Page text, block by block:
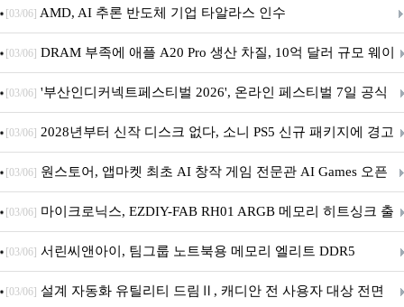
[03/06] AMD, AI 추론 반도체 기업 타알라스 인수
[03/06] DRAM 부족에 애플 A20 Pro 생산 차질, 10억 달러 규모 웨이
퍼 대기
[03/06] '부산인디커넥트페스티벌 2026', 온라인 페스티벌 7일 공식
개막... 22일간 진행
[03/06] 2028년부터 신작 디스크 없다, 소니 PS5 신규 패키지에 경고
문 추가
[03/06] 원스토어, 앱마켓 최초 AI 창작 게임 전문관 AI Games 오픈
[03/06] 마이크로닉스, EZDIY-FAB RH01 ARGB 메모리 히트싱크 출
시
[03/06] 서린씨앤아이, 팀그룹 노트북용 메모리 엘리트 DDR5
5600MHz 16GB 출시
[03/06] 설계 자동화 유틸리티 드림Ⅱ, 캐디안 전 사용자 대상 전면